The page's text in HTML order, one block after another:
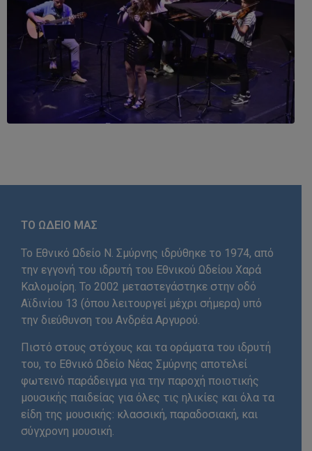
ΤΟ ΩΔΕΙΟ ΜΑΣ
Το Εθνικό Ωδείο Ν. Σμύρνης ιδρύθηκε το 1974, από
την εγγονή του ιδρυτή του Εθνικού Ωδείου Χαρά
Καλομοίρη. Το 2002 μεταστεγάστηκε στην οδό
Αϊδινίου 13 (όπου λειτουργεί μέχρι σήμερα) υπό
την διεύθυνση του Ανδρέα Αργυρού.
Πιστό στους στόχους και τα οράματα του ιδρυτή
του, το Εθνικό Ωδείο Νέας Σμύρνης αποτελεί
φωτεινό παράδειγμα για την παροχή ποιοτικής
μουσικής παιδείας για όλες τις ηλικίες και όλα τα
είδη της μουσικής: κλασσική, παραδοσιακή, και
σύγχρονη μουσική.